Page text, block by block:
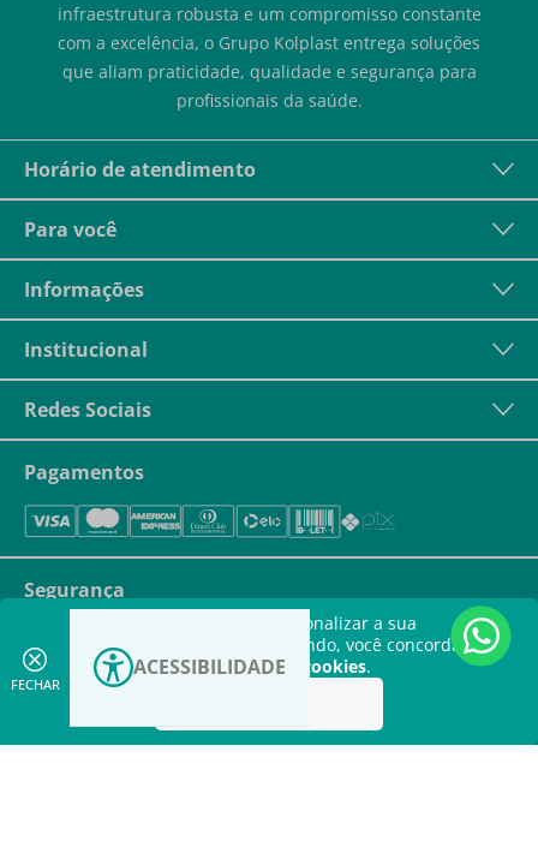
Este site utiliza cookies para personalizar a sua
experiência. Ao continuar navegando, você concorda com
a nossapolítica de utilização de cookies.
infraestrutura robusta e um compromisso constante
com a excelência, o Grupo Kolplast entrega soluções
que aliam praticidade, qualidade e segurança para
profissionais da saúde.
Horário de atendimento
Para você
Informações
Institucional
Redes Sociais
Pagamentos
Segurança
FECHAR
ACESSIBILIDADE